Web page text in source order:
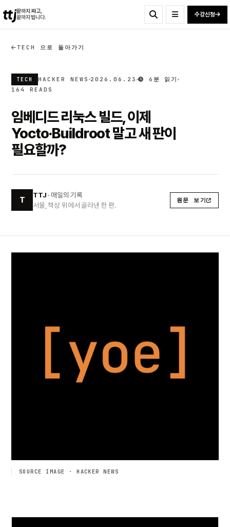
ttj끝까지 짜고,
끝까지 법니다.
수강신청
TECH 으로 돌아가기
TECH HACKER NEWS 2026.06.23
6분 읽기
164 READS
임베디드 리눅스 빌드, 이제
Yocto·Buildroot 말고 새 판이
필요할까?
T
TTJ · 매일의 기록
서울, 책상 위에서 골라낸 한 편.
원문 보기
SOURCE IMAGE · HACKER NEWS